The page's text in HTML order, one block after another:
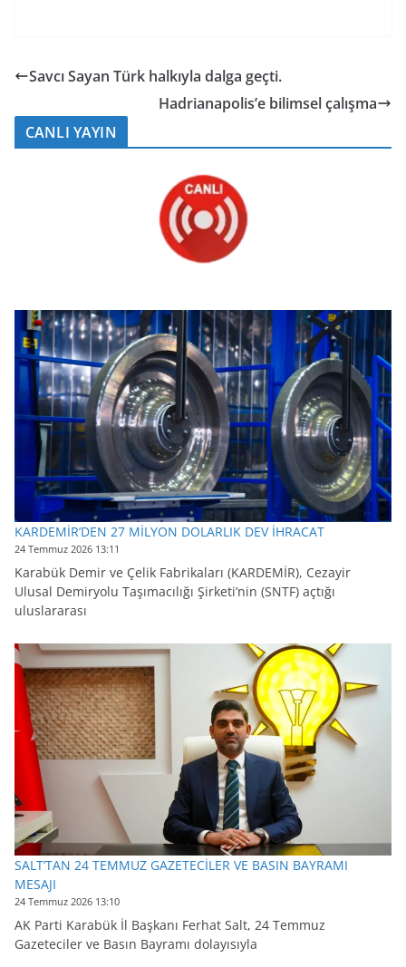
Savcı Sayan Türk halkıyla dalga geçti.
Hadrianapolis’e bilimsel çalışma
CANLI YAYIN
KARDEMİR’DEN 27 MİLYON DOLARLIK DEV İHRACAT
24 Temmuz 2026 13:11
Karabük Demir ve Çelik Fabrikaları (KARDEMİR), Cezayir
Ulusal Demiryolu Taşımacılığı Şirketi’nin (SNTF) açtığı
uluslararası
SALT’TAN 24 TEMMUZ GAZETECİLER VE BASIN BAYRAMI
MESAJI
24 Temmuz 2026 13:10
AK Parti Karabük İl Başkanı Ferhat Salt, 24 Temmuz
Gazeteciler ve Basın Bayramı dolayısıyla